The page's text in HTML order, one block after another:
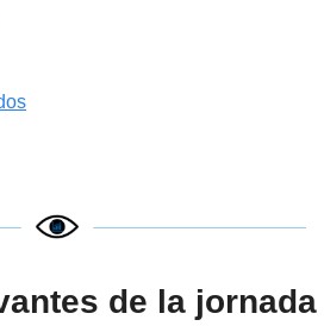
de la jornada